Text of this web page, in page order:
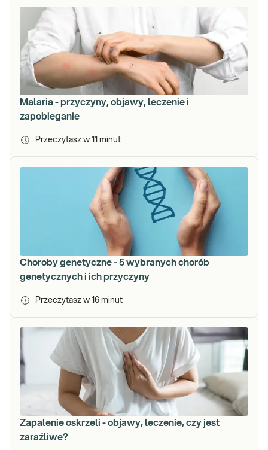
Malaria - przyczyny, objawy, leczenie i
zapobieganie
Przeczytasz w 11 minut
Choroby genetyczne - 5 wybranych chorób
genetycznych i ich przyczyny
Przeczytasz w 16 minut
Zapalenie oskrzeli - objawy, leczenie, czy jest
zaraźliwe?